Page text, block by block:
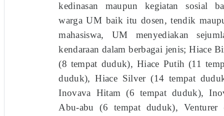
kedinasan maupun kegiatan sosial
warga UM baik itu dosen, tendik
mahasiswa, UM menyediakan
kendaraan dalam berbagai jenis; Hiace
(8 tempat duduk), Hiace Putih (11
duduk), Hiace Silver (14 tempat
Inovava Hitam (6 tempat duduk),
Abu-abu (6 tempat duduk), Venturer